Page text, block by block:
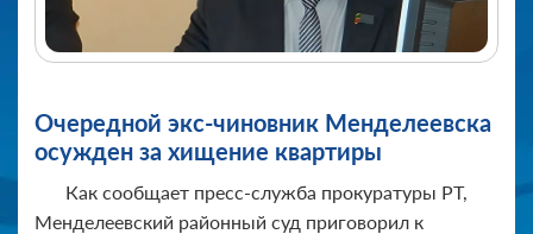
Очередной экс-чиновник Менделеевска
осужден за хищение квартиры
Как сообщает пресс-служба прокуратуры РТ,
Менделеевский районный суд приговорил к